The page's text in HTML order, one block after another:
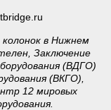
в Нижнем
Заключение
(ВДГО)
(ВКГО),
12 мировых